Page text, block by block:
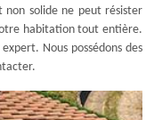
non solide ne peut résister
habitation tout entière.
Nous possédons des